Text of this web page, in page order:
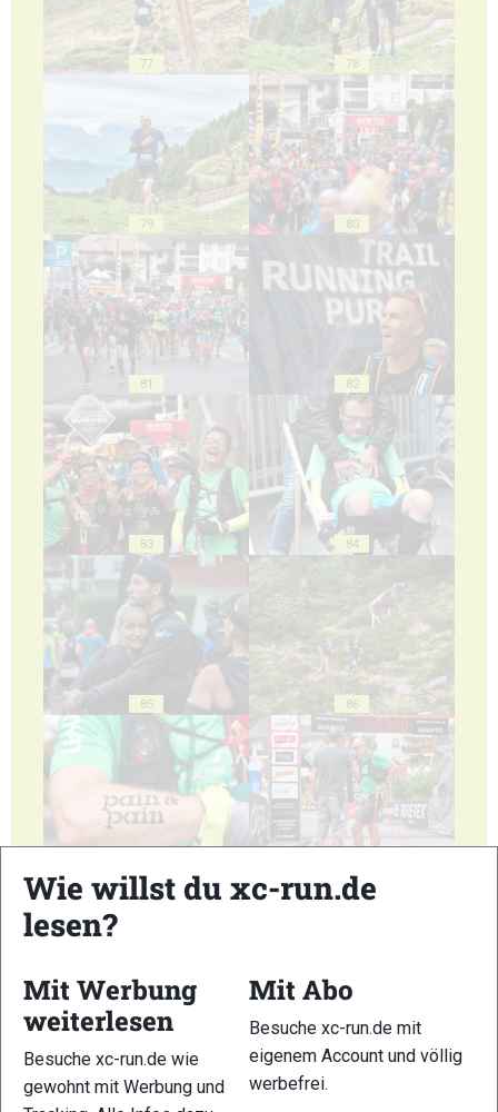
77 78
79 80
81 82
83 84
85 86
89 90
Wie willst du xc-run.de
lesen?
Mit Werbung
weiterlesen
Besuche xc-run.de wie
gewohnt mit Werbung und
Mit Abo
Besuche xc-run.de mit
eigenem Account und völlig
werbefrei.